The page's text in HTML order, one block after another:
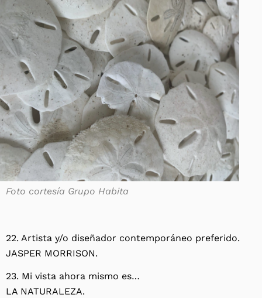
Foto cortesía Grupo Habita
22. Artista y/o diseñador contemporáneo preferido.
JASPER MORRISON.
23. Mi vista ahora mismo es…
LA NATURALEZA.